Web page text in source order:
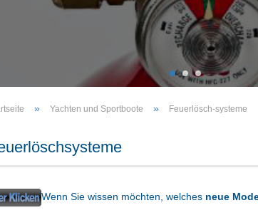
» Yachten und Sportboote » Feuerlösch-systeme
Wenn Sie wissen möchten, welches neue